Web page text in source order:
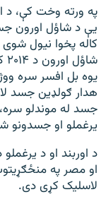
په ورته وخت کې، د
کاله پخوا نیول
یوه بل افسر سره
هدار ګولډین جسد
جسد له موندلو
یرغملو او جسدونو شمېر ۹۷ ته راکم
د اوربند او د
او مصر په
لاسلیک کړی دی.